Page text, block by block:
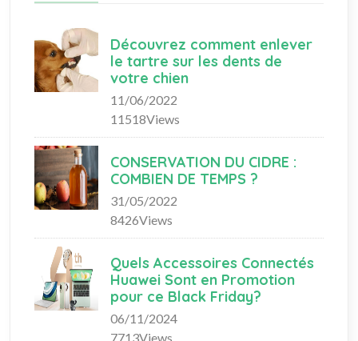
Découvrez comment enlever
le tartre sur les dents de
votre chien
11/06/2022
11518Views
CONSERVATION DU CIDRE :
COMBIEN DE TEMPS ?
31/05/2022
8426Views
Quels Accessoires Connectés
Huawei Sont en Promotion
pour ce Black Friday?
06/11/2024
7713Views